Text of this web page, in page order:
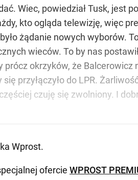
Wiec, powiedział Tusk, jest
kto ogląda telewizję, więc
żądanie nowych wyborów.
wieców. To by nas
okrzyków, że
przyłączyło do LPR.
czuję się zwolniony. I
Wprost.
ofercie WPROST